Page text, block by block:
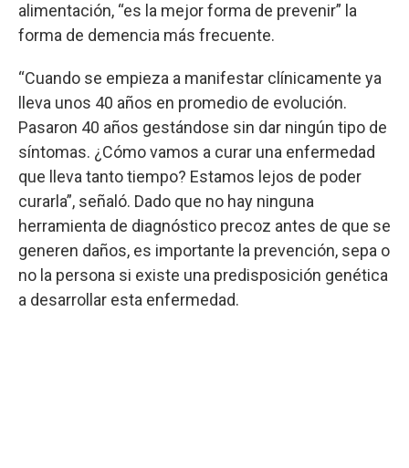
alimentación, “es la mejor forma de prevenir” la
forma de demencia más frecuente.
“Cuando se empieza a manifestar clínicamente ya
lleva unos 40 años en promedio de evolución.
Pasaron 40 años gestándose sin dar ningún tipo de
síntomas. ¿Cómo vamos a curar una enfermedad
que lleva tanto tiempo? Estamos lejos de poder
curarla”, señaló. Dado que no hay ninguna
herramienta de diagnóstico precoz antes de que se
generen daños, es importante la prevención, sepa o
no la persona si existe una predisposición genética
a desarrollar esta enfermedad.